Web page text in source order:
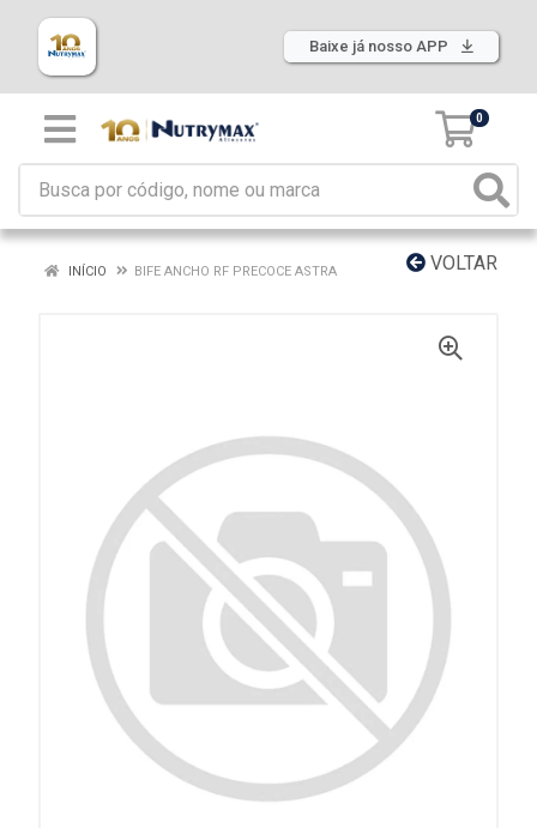
Baixe já nosso APP
0
VOLTAR
INÍCIO BIFE ANCHO RF PRECOCE ASTRA